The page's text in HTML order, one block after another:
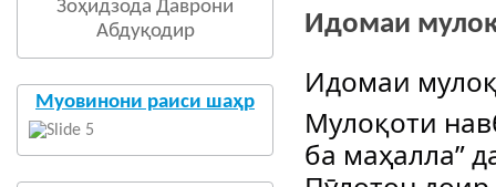
Зоҳидзода Даврони
Абдуқодир
Муовинони раиси шаҳр
Идомаи
Идомаи
Мулоқоти
ба маҳалла”